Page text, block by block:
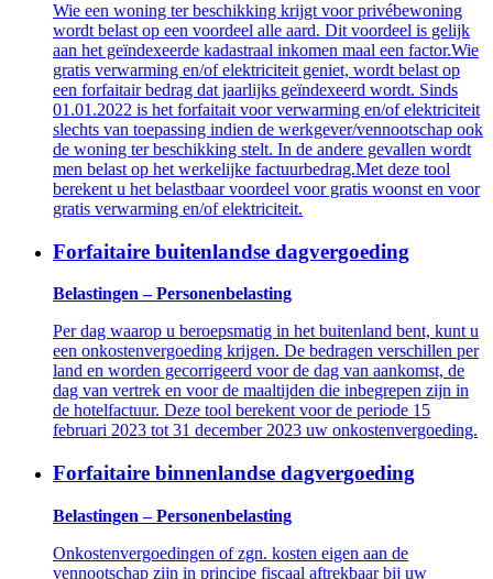
Wie een woning ter beschikking krijgt voor privébewoning
wordt belast op een voordeel alle aard. Dit voordeel is gelijk
aan het geïndexeerde kadastraal inkomen maal een factor.Wie
gratis verwarming en/of elektriciteit geniet, wordt belast op
een forfaitair bedrag dat jaarlijks geïndexeerd wordt. Sinds
01.01.2022 is het forfaitait voor verwarming en/of elektriciteit
slechts van toepassing indien de werkgever/vennootschap ook
de woning ter beschikking stelt. In de andere gevallen wordt
men belast op het werkelijke factuurbedrag.Met deze tool
berekent u het belastbaar voordeel voor gratis woonst en voor
gratis verwarming en/of elektriciteit.
Forfaitaire buitenlandse dagvergoeding
Belastingen – Personenbelasting
Per dag waarop u beroepsmatig in het buitenland bent, kunt u
een onkostenvergoeding krijgen. De bedragen verschillen per
land en worden gecorrigeerd voor de dag van aankomst, de
dag van vertrek en voor de maaltijden die inbegrepen zijn in
de hotelfactuur. Deze tool berekent voor de periode 15
februari 2023 tot 31 december 2023 uw onkostenvergoeding.
Forfaitaire binnenlandse dagvergoeding
Belastingen – Personenbelasting
Onkostenvergoedingen of zgn. kosten eigen aan de
vennootschap zijn in principe fiscaal aftrekbaar bij uw